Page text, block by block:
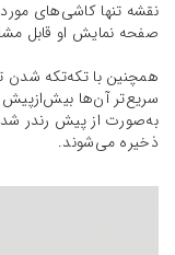
نقشه تنها کاشی‌های
صفحه نمایش او قابل
همچنین با تکه‌تکه شدن
سریع‌تر آن‌ها بیش‌ازپیش
به‌صورت از پیش رندر
ذخیره می‌شوند.